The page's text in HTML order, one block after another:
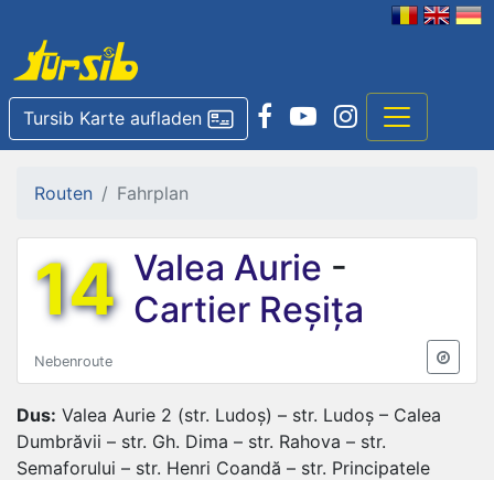
Tursib Karte aufladen
Routen Fahrplan
14 Valea Aurie -
Cartier Reșița
Nebenroute
Dus: Valea Aurie 2 (str. Ludoș) – str. Ludoș – Calea
Dumbrăvii – str. Gh. Dima – str. Rahova – str.
Semaforului – str. Henri Coandă – str. Principatele